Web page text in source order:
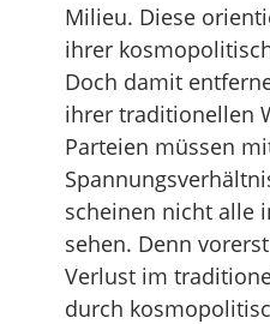
Milieu. Diese
ihrer
Doch damit
ihrer traditionellen
Parteien müssen
scheinen nicht alle
sehen. Denn
Verlust im
durch